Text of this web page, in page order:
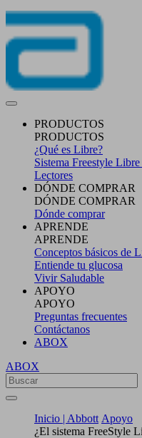
PRODUCTOS
PRODUCTOS
¿Qué es Libre?
Sistema Freestyle Libre
Lectores
DÓNDE COMPRAR
DÓNDE COMPRAR
Dónde comprar
APRENDE
APRENDE
Conceptos básicos de
Entiende tu glucosa
Vivir Saludable
APOYO
APOYO
Preguntas frecuentes
Contáctanos
ABOX
ABOX
Inicio | Abbott Apoyo
¿El sistema FreeStyle